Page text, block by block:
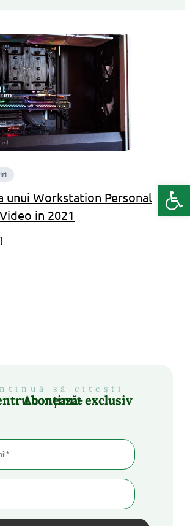
unui Workstation Personal
in 2021
să citești
te pentru conținut exclusiv